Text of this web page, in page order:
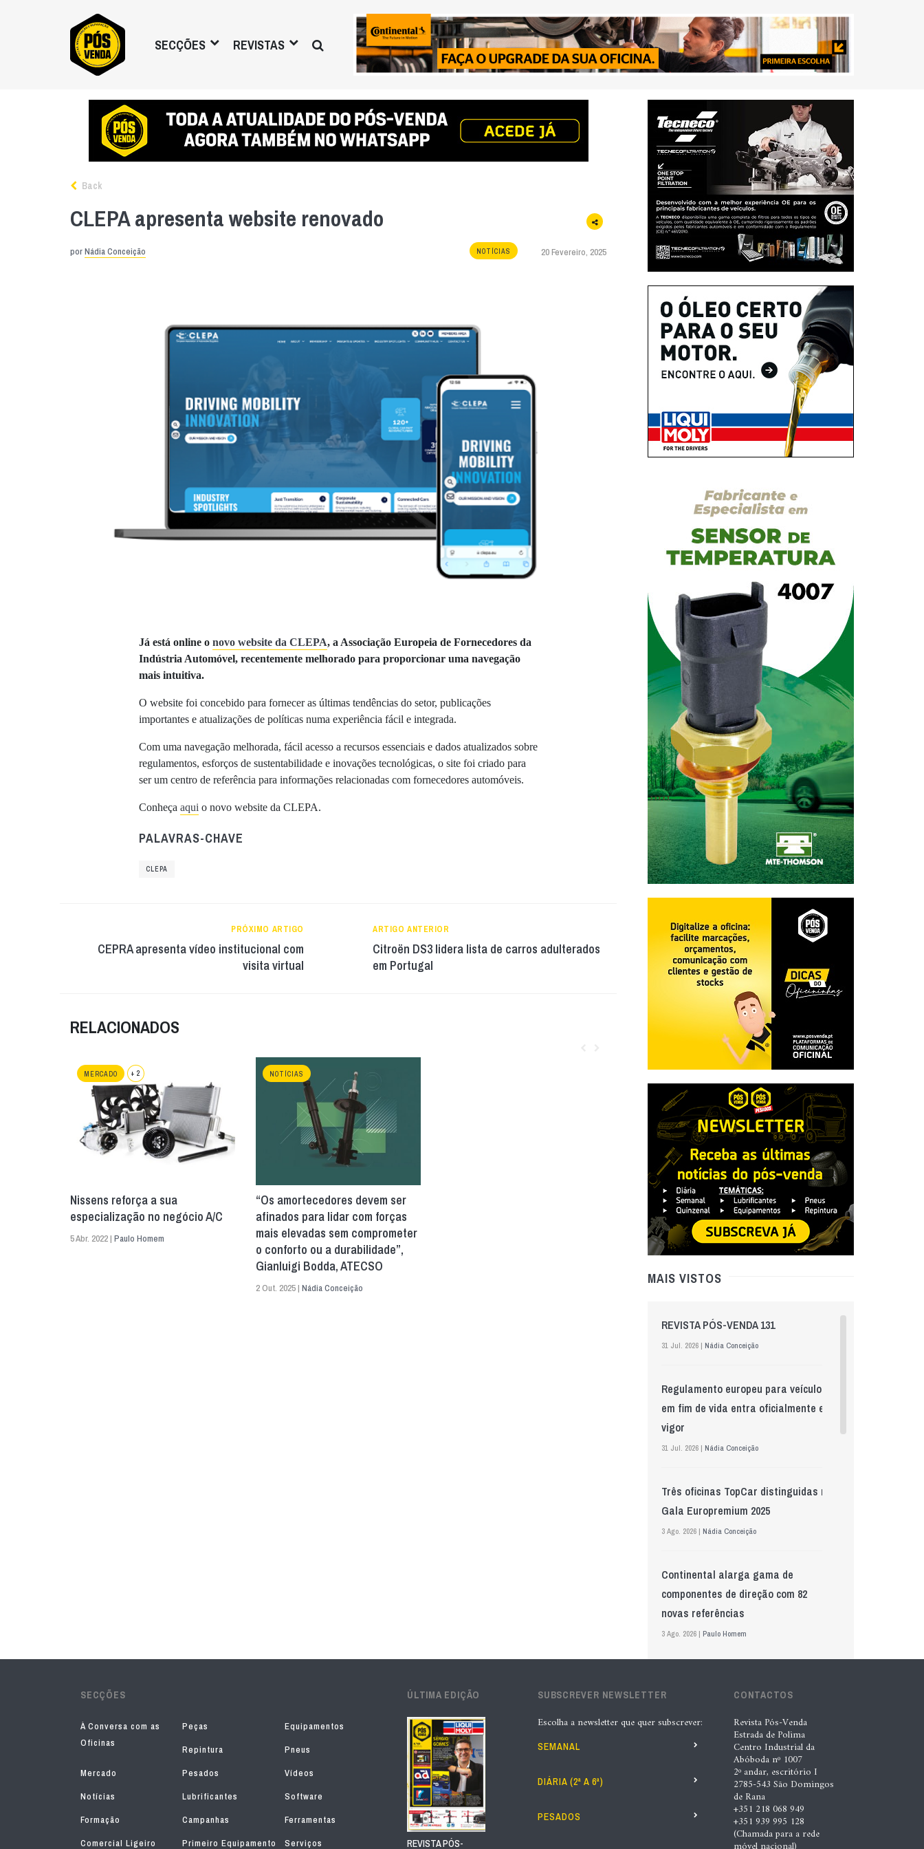
SECÇÕES REVISTAS
Back
CLEPA apresenta website renovado
porNádia Conceição NOTÍCIAS 20 Fevereiro, 2025
Já está online o novo website da CLEPA, a Associação Europeia de Fornecedores da
Indústria Automóvel, recentemente melhorado para proporcionar uma navegação
mais intuitiva.
O website foi concebido para fornecer as últimas tendências do setor, publicações
importantes e atualizações de políticas numa experiência fácil e integrada.
Com uma navegação melhorada, fácil acesso a recursos essenciais e dados atualizados sobre
regulamentos, esforços de sustentabilidade e inovações tecnológicas, o site foi criado para
ser um centro de referência para informações relacionadas com fornecedores automóveis.
Conheça aqui o novo website da CLEPA.
PALAVRAS-CHAVE
CLEPA
PRÓXIMO ARTIGO
CEPRA apresenta vídeo institucional com
visita virtual
ARTIGO ANTERIOR
Citroën DS3 lidera lista de carros adulterados
em Portugal
RELACIONADOS
MERCADO + 2
Nissens reforça a sua
especialização no negócio A/C
5 Abr. 2022 | Paulo Homem
NOTÍCIAS
“Os amortecedores devem ser
afinados para lidar com forças
mais elevadas sem comprometer
o conforto ou a durabilidade”,
Gianluigi Bodda, ATECSO
2 Out. 2025 | Nádia Conceição
MAIS VISTOS
REVISTA PÓS-VENDA 131
31 Jul. 2026 | Nádia Conceição
Regulamento europeu para veículos
em fim de vida entra oficialmente em
vigor
31 Jul. 2026 | Nádia Conceição
Três oficinas TopCar distinguidas na
Gala Europremium 2025
3 Ago. 2026 | Nádia Conceição
Continental alarga gama de
componentes de direção com 82
novas referências
3 Ago. 2026 | Paulo Homem
controlo de qualidade
5 Ago. 2026 | Nádia Conceição
GS Pro Tyres assume representação
exclusiva da Laufenn em Portugal
Paulo Homem
Wolf mostra nova geração de
SECÇÕES
À Conversa com as
Oficinas
Peças
Equipamentos
Repintura
Pneus
Mercado
Pesados
Vídeos
Notícias
Lubrificantes
Software
Formação
Campanhas
Ferramentas
Comercial Ligeiro
Primeiro Equipamento Serviços
ÚLTIMA EDIÇÃO
REVISTA PÓS-
SUBSCREVER NEWSLETTER
Escolha a newsletter que quer subscrever:
SEMANAL
DIÁRIA (2ª A 6ª)
PESADOS
CONTACTOS
Revista Pós-Venda
Estrada de Polima
Centro Industrial da
Abóboda nº 1007
2º andar, escritório I
2785-543 São Domingos
de Rana
+351 218 068 949
+351 939 995 128
(Chamada para a rede